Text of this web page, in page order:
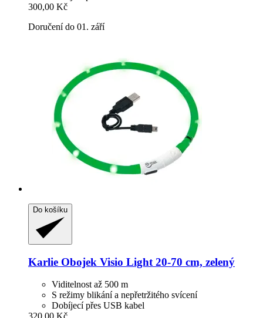
300,00 Kč
Doručení do 01. září
Do košíku
Karlie Obojek Visio Light 20-​70 cm, zelený
Viditelnost až 500 m
S režimy blikání a nepřetržitého svícení
Dobíjecí přes USB kabel